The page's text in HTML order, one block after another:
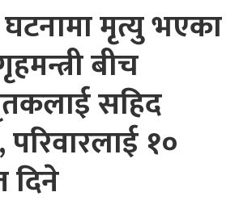
मृत्यु भएका
बीच
सहिद
१०
दिने